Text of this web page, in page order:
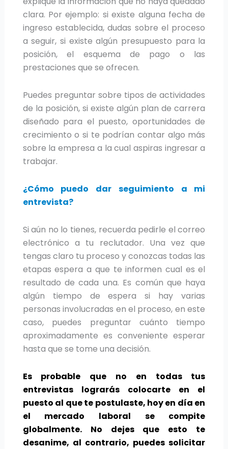
clara. Por ejemplo: si existe alguna fecha de
ingreso establecida, dudas sobre el proceso
a seguir, si existe algún presupuesto para la
posición, el esquema de pago o las
prestaciones que se ofrecen.
Puedes preguntar sobre tipos de actividades
de la posición, si existe algún plan de carrera
diseñado para el puesto, oportunidades de
crecimiento o si te podrían contar algo más
sobre la empresa a la cual aspiras ingresar a
trabajar.
¿Cómo puedo dar seguimiento a mi
entrevista?
Si aún no lo tienes, recuerda pedirle el correo
electrónico a tu reclutador. Una vez que
tengas claro tu proceso y conozcas todas las
etapas espera a que te informen cual es el
resultado de cada una. Es común que haya
algún tiempo de espera si hay varias
personas involucradas en el proceso, en este
caso, puedes preguntar cuánto tiempo
aproximadamente es conveniente esperar
hasta que se tome una decisión.
Es probable que no en todas tus
entrevistas lograrás colocarte en el
puesto al que te postulaste, hoy en día en
el mercado laboral se compite
globalmente. No dejes que esto te
desanime, al contrario, puedes solicitar